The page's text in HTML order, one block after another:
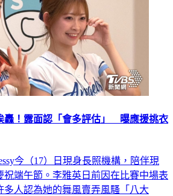
轟！露面認「會多評估」 曝應援挑衣
今（17）日現身長照機構，陪伴現
祝端午節。李雅英日前因在比賽中場表
多人認為她的舞風賣弄風騷「八大